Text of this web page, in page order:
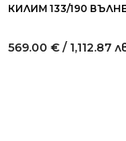
КИЛИМ 133/190
569.00 € / 1,112.87